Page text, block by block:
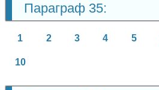
Параграф 35:
1 2 3 4 5
10